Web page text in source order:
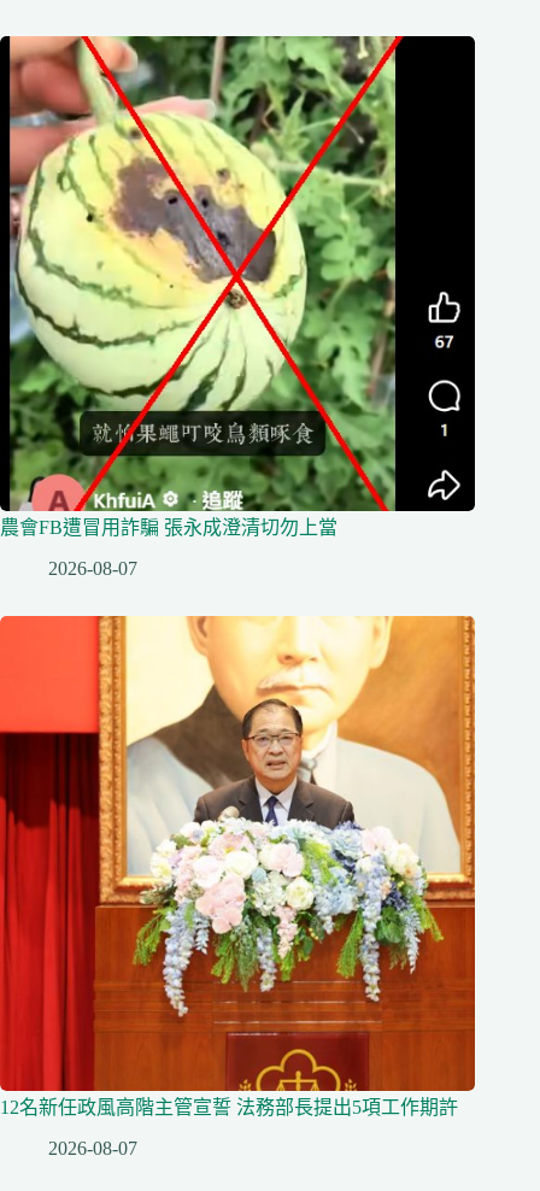
農會FB遭冒用詐騙 張永成澄清切勿上當
2026-08-07
12名新任政風高階主管宣誓 法務部長提出5項工作期許
2026-08-07